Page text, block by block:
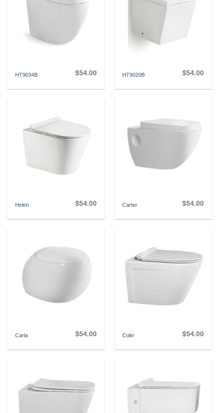
HT9034B $54.00 HT9020B $54.00
Helen $54.00 Carter $54.00
Carla $54.00 Colin $54.00